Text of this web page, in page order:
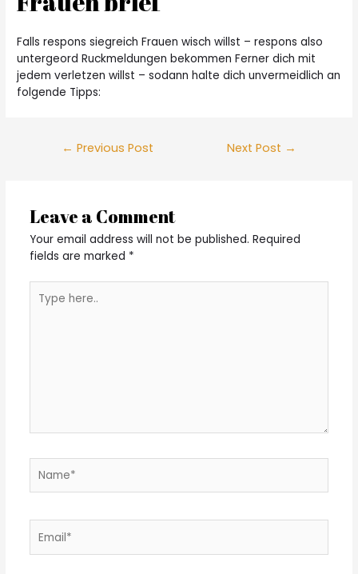
Falls respons siegreich Frauen wisch willst – respons also
untergeord Ruckmeldungen bekommen Ferner dich mit
jedem verletzen willst – sodann halte dich unvermeidlich an
folgende Tipps:
← Previous Post Next Post →
Leave a Comment
Your email address will not be published. Required
fields are marked *
here..